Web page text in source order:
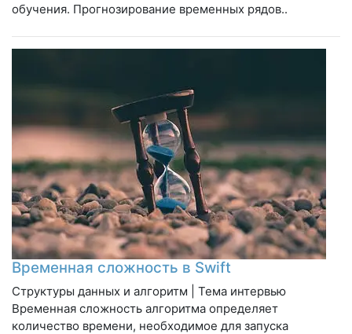
обучения. Прогнозирование временных рядов..
Временная сложность в Swift
Структуры данных и алгоритм | Тема интервью
Временная сложность алгоритма определяет
количество времени, необходимое для запуска